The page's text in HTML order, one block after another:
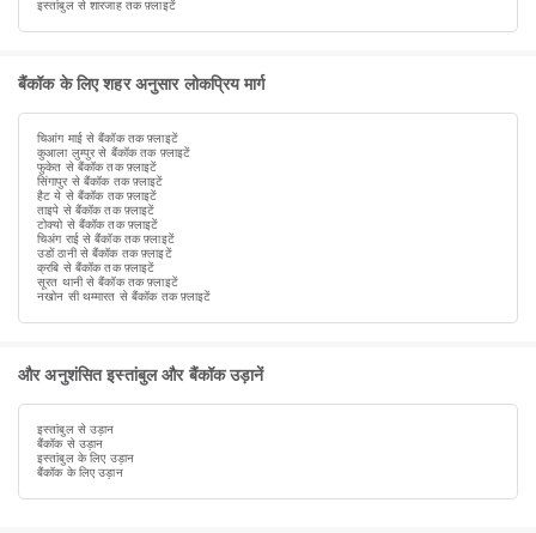
इस्तांबुल से शारजाह तक फ़्लाइटें
बैंकॉक के लिए शहर अनुसार लोकप्रिय मार्ग
चिआंग माई से बैंकॉक तक फ़्लाइटें
कुआला लुम्पुर से बैंकॉक तक फ़्लाइटें
फुकेत से बैंकॉक तक फ़्लाइटें
सिंगापुर से बैंकॉक तक फ़्लाइटें
हैट ये से बैंकॉक तक फ़्लाइटें
ताइपे से बैंकॉक तक फ़्लाइटें
टोक्यो से बैंकॉक तक फ़्लाइटें
चिअंग राई से बैंकॉक तक फ़्लाइटें
उडों ठानी से बैंकॉक तक फ़्लाइटें
क्रबि से बैंकॉक तक फ़्लाइटें
सूरत थानी से बैंकॉक तक फ़्लाइटें
नखोन सी थम्मारत से बैंकॉक तक फ़्लाइटें
और अनुशंसित इस्तांबुल और बैंकॉक उड़ानें
इस्तांबुल से उड़ान
बैंकॉक से उड़ान
इस्तांबुल के लिए उड़ान
बैंकॉक के लिए उड़ान